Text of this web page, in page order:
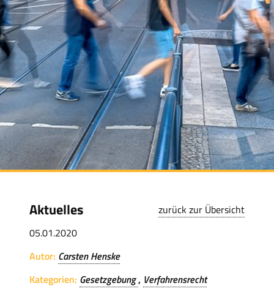
Aktuelles
05.01.2020
Autor: Carsten Henske
Kategorien: Gesetzgebung Verfahrensrecht
zurück zur Übersicht